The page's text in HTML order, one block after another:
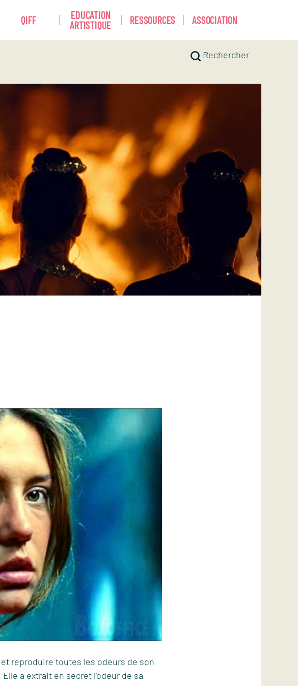
QIFF
EDUCATION
ARTISTIQUE
RESSOURCES ASSOCIATION
Rechercher
reproduire toutes les odeurs de son
a extrait en secret l’odeur de sa